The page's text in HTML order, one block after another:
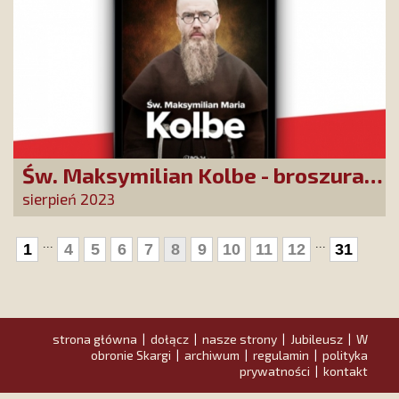
Św. Maksymilian Kolbe - broszura
w 82. rocznicę śmierci
sierpień 2023
1 ... 4 5 6 7 8 9 10 11 12 ... 31
strona główna dołącz nasze strony Jubileusz
W
obronie Skargi
archiwum regulamin
polityka
prywatności
kontakt